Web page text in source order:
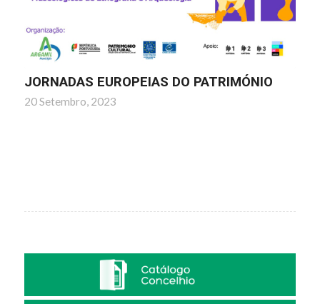
JORNADAS EUROPEIAS DO PATRIMÓNIO
20 Setembro, 2023